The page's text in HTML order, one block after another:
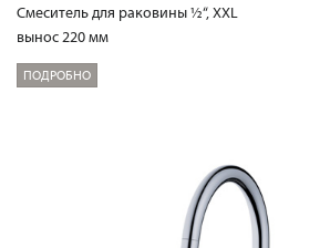
Смеситель для раковины ½“, XXL
вынос 220 мм
ПОДРОБНО